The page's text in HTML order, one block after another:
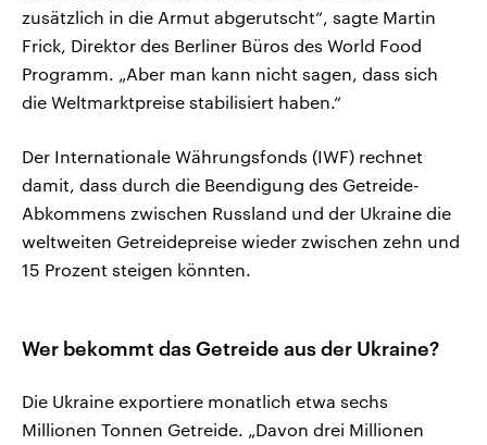
zusätzlich in die Armut abgerutscht“, sagte Martin
Frick, Direktor des Berliner Büros des World Food
Programm. „Aber man kann nicht sagen, dass sich
die Weltmarktpreise stabilisiert haben.“
Der Internationale Währungsfonds (IWF) rechnet
damit, dass durch die Beendigung des Getreide-
Abkommens zwischen Russland und der Ukraine die
weltweiten Getreidepreise wieder zwischen zehn und
15 Prozent steigen könnten.
Wer bekommt das Getreide aus der Ukraine?
Die Ukraine exportiere monatlich etwa sechs
Millionen Tonnen Getreide. „Davon drei Millionen